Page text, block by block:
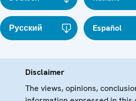
Русский Español
Disclaimer
The views, opinions,